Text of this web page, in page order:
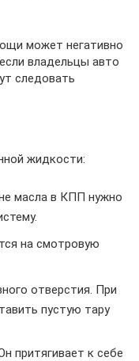
может негативно
владельцы авто
следовать
жидкости:
масла в КПП нужно
на смотровую
отверстия. При
пустую тару
притягивает к себе